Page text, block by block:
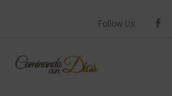
Follow Us